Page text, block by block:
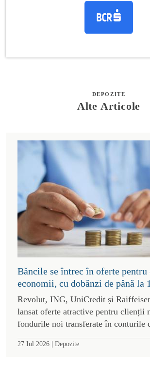
DEPOZITE
Alte Articole
Băncile se întrec în oferte
economii, cu dobânzi de până la
Revolut, ING, UniCredit și
lansat oferte atractive pentru clienții
fondurile noi transferate în conturile
27 Iul 2026 | Depozite